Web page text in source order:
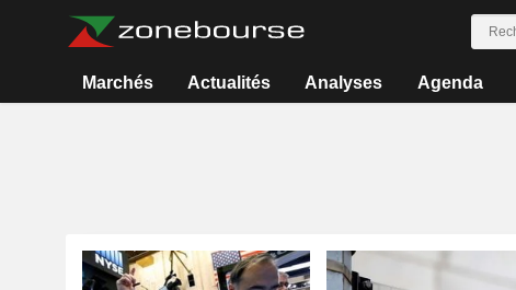
Marchés Actualités Analyses Agenda